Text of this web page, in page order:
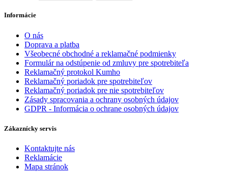
Informácie
O nás
Doprava a platba
Všeobecné obchodné a reklamačné podmienky
Formulár na odstúpenie od zmluvy pre spotrebiteľa
Reklamačný protokol Kumho
Reklamačný poriadok pre spotrebiteľov
Reklamačný poriadok pre nie spotrebiteľov
Zásady spracovania a ochrany osobných údajov
GDPR - Informácia o ochrane osobných údajov
Zákaznícky servis
Kontaktujte nás
Reklamácie
Mapa stránok